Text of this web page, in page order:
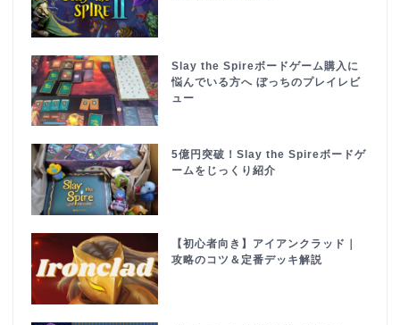
Slay the Spireボードゲーム購入に
悩んでいる方へ ぼっちのプレイレビ
ュー
5億円突破！Slay the Spireボードゲ
ームをじっくり紹介
【初心者向き】アイアンクラッド｜
攻略のコツ＆定番デッキ解説